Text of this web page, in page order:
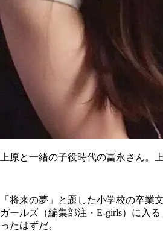
上原と一緒の子役時代の冨永さん。
「将来の夢」と題した小学校の卒業
ガールズ（編集部注・E-girls）に入
ったはずだ。